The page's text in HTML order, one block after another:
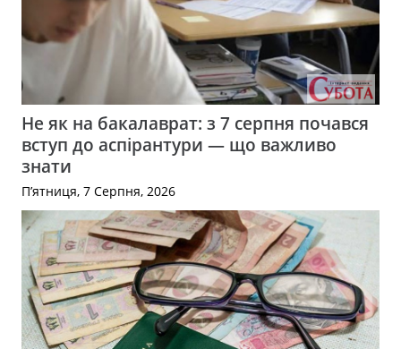
Не як на бакалаврат: з 7 серпня почався
вступ до аспірантури — що важливо
знати
П’ятниця, 7 Серпня, 2026